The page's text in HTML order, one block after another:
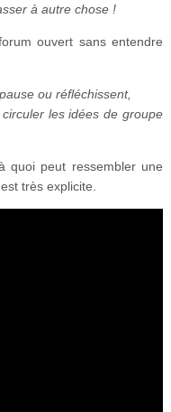
à autre chose !
ouvert sans entendre
ou réfléchissent,
les idées de groupe
quoi peut ressembler une
très explicite.